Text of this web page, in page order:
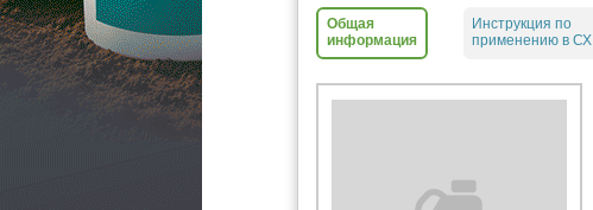
Общая
информация
Инструкция по
применению в СХ